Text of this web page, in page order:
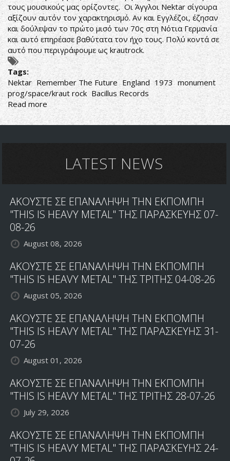
τους μουσικούς μας ορίζοντες. Οι Άγγλοι Nektar σίγουρα
αξίζουν αυτόν τον χαρακτηρισμό. Αν και Εγγλέζοι, έζησαν
και δούλεψαν το πρώτο μισό των 70ς στη Νότια Γερμανία
και αυτό επηρέασε βαθύτατα τον ήχο τους. Πολύ κοντά σε
αυτό που περιγράφουμε ως krautrock.
Tags:
Nektar Remember The Future England 1973 monument
prog/space/kraut rock Bacillus Records
Read more about
Nektar
‎–
FutureLATEST NEWS
ΑΚΟΥΣΤΕ ΣΕ ΕΠΑΝΑΛΗΨΗ ΤΗΝ ΕΚΠΟΜΠΗ
"THIS IS HEAVY METAL" ΤΗΣ ΠΑΡΑΣΚΕΥΗΣ 07-
08-26
August 08, 2026
ΑΚΟΥΣΤΕ ΣΕ ΕΠΑΝΑΛΗΨΗ ΤΗΝ ΕΚΠΟΜΠΗ
"THIS IS HEAVY METAL" ΤΗΣ ΤΡΙΤΗΣ 04-08-26
August 05, 2026
ΑΚΟΥΣΤΕ ΣΕ ΕΠΑΝΑΛΗΨΗ ΤΗΝ ΕΚΠΟΜΠΗ
"THIS IS HEAVY METAL" ΤΗΣ ΠΑΡΑΣΚΕΥΗΣ 31-
07-26
August 01, 2026
ΑΚΟΥΣΤΕ ΣΕ ΕΠΑΝΑΛΗΨΗ ΤΗΝ ΕΚΠΟΜΠΗ
"THIS IS HEAVY METAL" ΤΗΣ ΤΡΙΤΗΣ 28-07-26
July 29, 2026
ΑΚΟΥΣΤΕ ΣΕ ΕΠΑΝΑΛΗΨΗ ΤΗΝ ΕΚΠΟΜΠΗ
"THIS IS HEAVY METAL" ΤΗΣ ΠΑΡΑΣΚΕΥΗΣ 24-